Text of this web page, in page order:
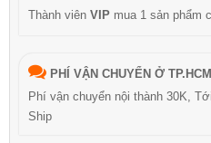
Thành viên VIP mua 1 sản phẩm
PHÍ VẬN CHUYỂN Ở
Phí vận chuyển nội thành 30K, Tới
Ship